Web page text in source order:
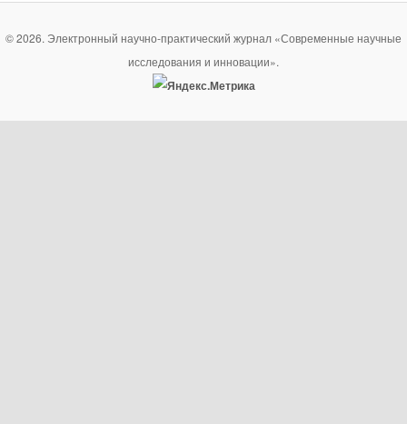
© 2026. Электронный научно-практический журнал «Современные научные
исследования и инновации».